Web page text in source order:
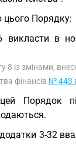
цього Порядку:
в
8 із змінами,
фінансів № 443
Порядок
3-32